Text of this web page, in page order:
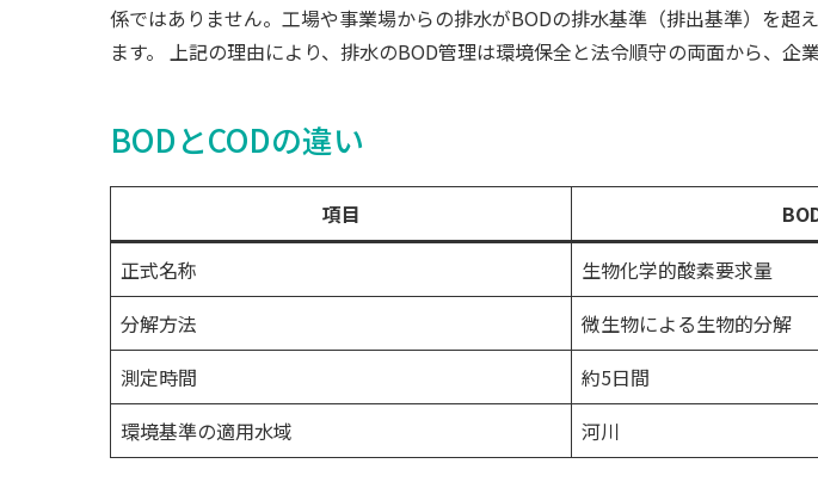
係ではありません。工場や事業場からの排水がBODの排水基準（排出基準）を
ます。 上記の理由により、排水のBOD管理は環境保全と法令順守の両面から、企
BODとCODの違い
項目
正式名称
生物化学的酸素要求量
分解方法
微生物による生物的分解
測定時間
約5日間
環境基準の適用水域
河川